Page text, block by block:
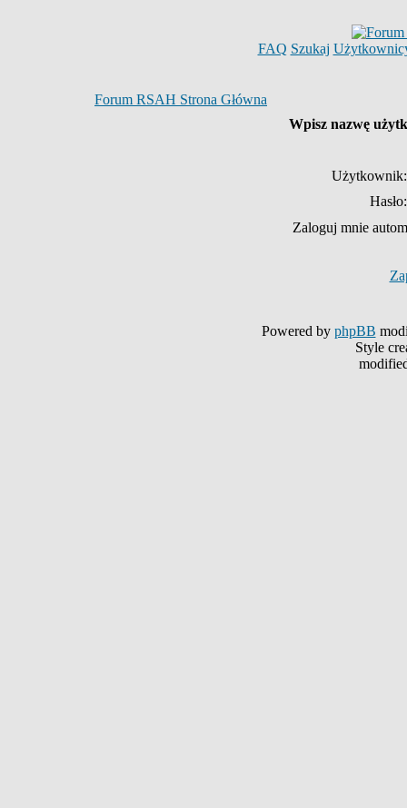
FAQ Szukaj
Forum RSAH Strona Główna
Wpisz nazwę
Użytkownik:
Hasło:
Zaloguj mnie
Powered by phpBB
Style